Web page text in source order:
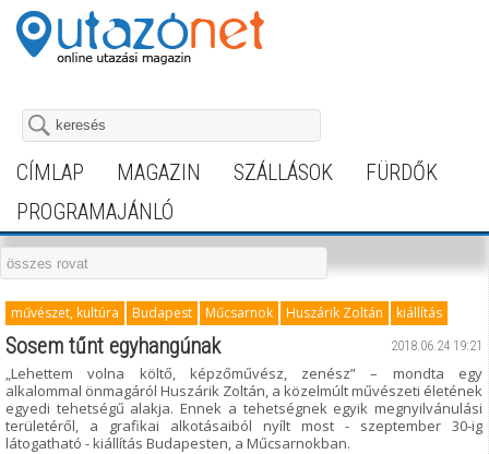
CÍMLAP MAGAZIN SZÁLLÁSOK
FÜRDŐK
PROGRAMAJÁNLÓ
művészet, kultúra Budapest Műcsarnok Huszárik Zoltán kiállítás
2018.06.24 19:21
Sosem tűnt egyhangúnak
„Lehettem volna költő, képzőművész, zenész” – mondta egy
alkalommal önmagáról Huszárik Zoltán, a közelmúlt művészeti életének
egyedi tehetségű alakja. Ennek a tehetségnek egyik megnyilvánulási
területéről, a grafikai alkotásaiból nyílt most - szeptember 30-ig
látogatható - kiállítás Budapesten, a Műcsarnokban.